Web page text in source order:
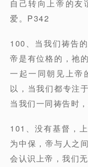
自己转向上帝的友
爱。P342
100、当我们祷告
帝是有位格的，祂
一起一同朝见上帝
以，当我们都专注
当我们一同祷告时
101、没有基督，
为中保，帝与人之
会认识上帝，我们